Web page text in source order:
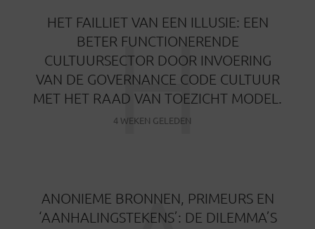
HET FAILLIET VAN EEN ILLUSIE: EEN
BETER FUNCTIONERENDE
CULTUURSECTOR DOOR INVOERING
VAN DE GOVERNANCE CODE CULTUUR
MET HET RAAD VAN TOEZICHT MODEL.
4 WEKEN GELEDEN
H
ANONIEME BRONNEN, PRIMEURS EN
‘AANHALINGSTEKENS’: DE DILEMMA’S